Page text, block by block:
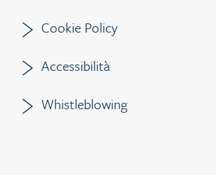
Cookie Policy
Accessibilità
Whistleblowing